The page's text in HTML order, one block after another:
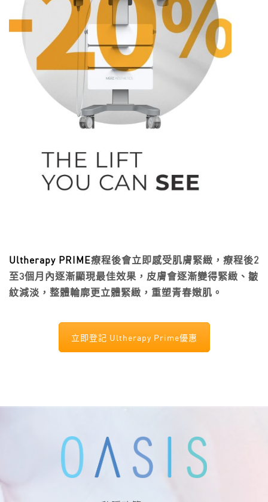
Ultherapy PRIME療程後會立即感受肌膚緊緻，療程後2
至3個月內逐漸顯現最佳效果，皮膚會逐漸變得緊緻、皺
紋減淡，整體輪廓更立體緊緻，重塑青春嫩肌。
立即登記 Ultherapy Prime優惠